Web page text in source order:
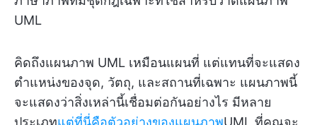
UML
คิดถึงแผนภาพ UML เหมือนแผนที่ แต่แทนที่จะแสดง
ตำแหน่งของจุด, วัตถุ, และสถานที่เฉพาะ แผนภาพนี้
จะแสดงว่าสิ่งเหล่านี้เชื่อมต่อกันอย่างไร มีหลาย
ประเภทแต่ที่นี่คือตัวอย่างของแผนภาพUML ที่คุณจะ